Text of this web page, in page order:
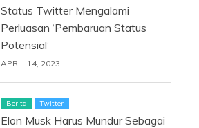
Status Twitter Mengalami
Perluasan ‘Pembaruan Status
Potensial’
APRIL 14, 2023
Berita Twitter
Elon Musk Harus Mundur Sebagai